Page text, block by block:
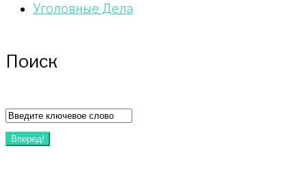
Уголовные Дела
Поиск
Искать:
Вперед!